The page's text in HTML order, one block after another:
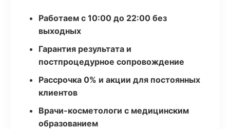
Работаем с 10:00 до 22:00 без
выходных
Гарантия результата и
постпроцедурное сопровождение
Рассрочка 0% и акции для постоянных
клиентов
Врачи-косметологи с медицинским
образованием